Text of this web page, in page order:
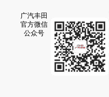
广汽丰田
官方微信
公众号